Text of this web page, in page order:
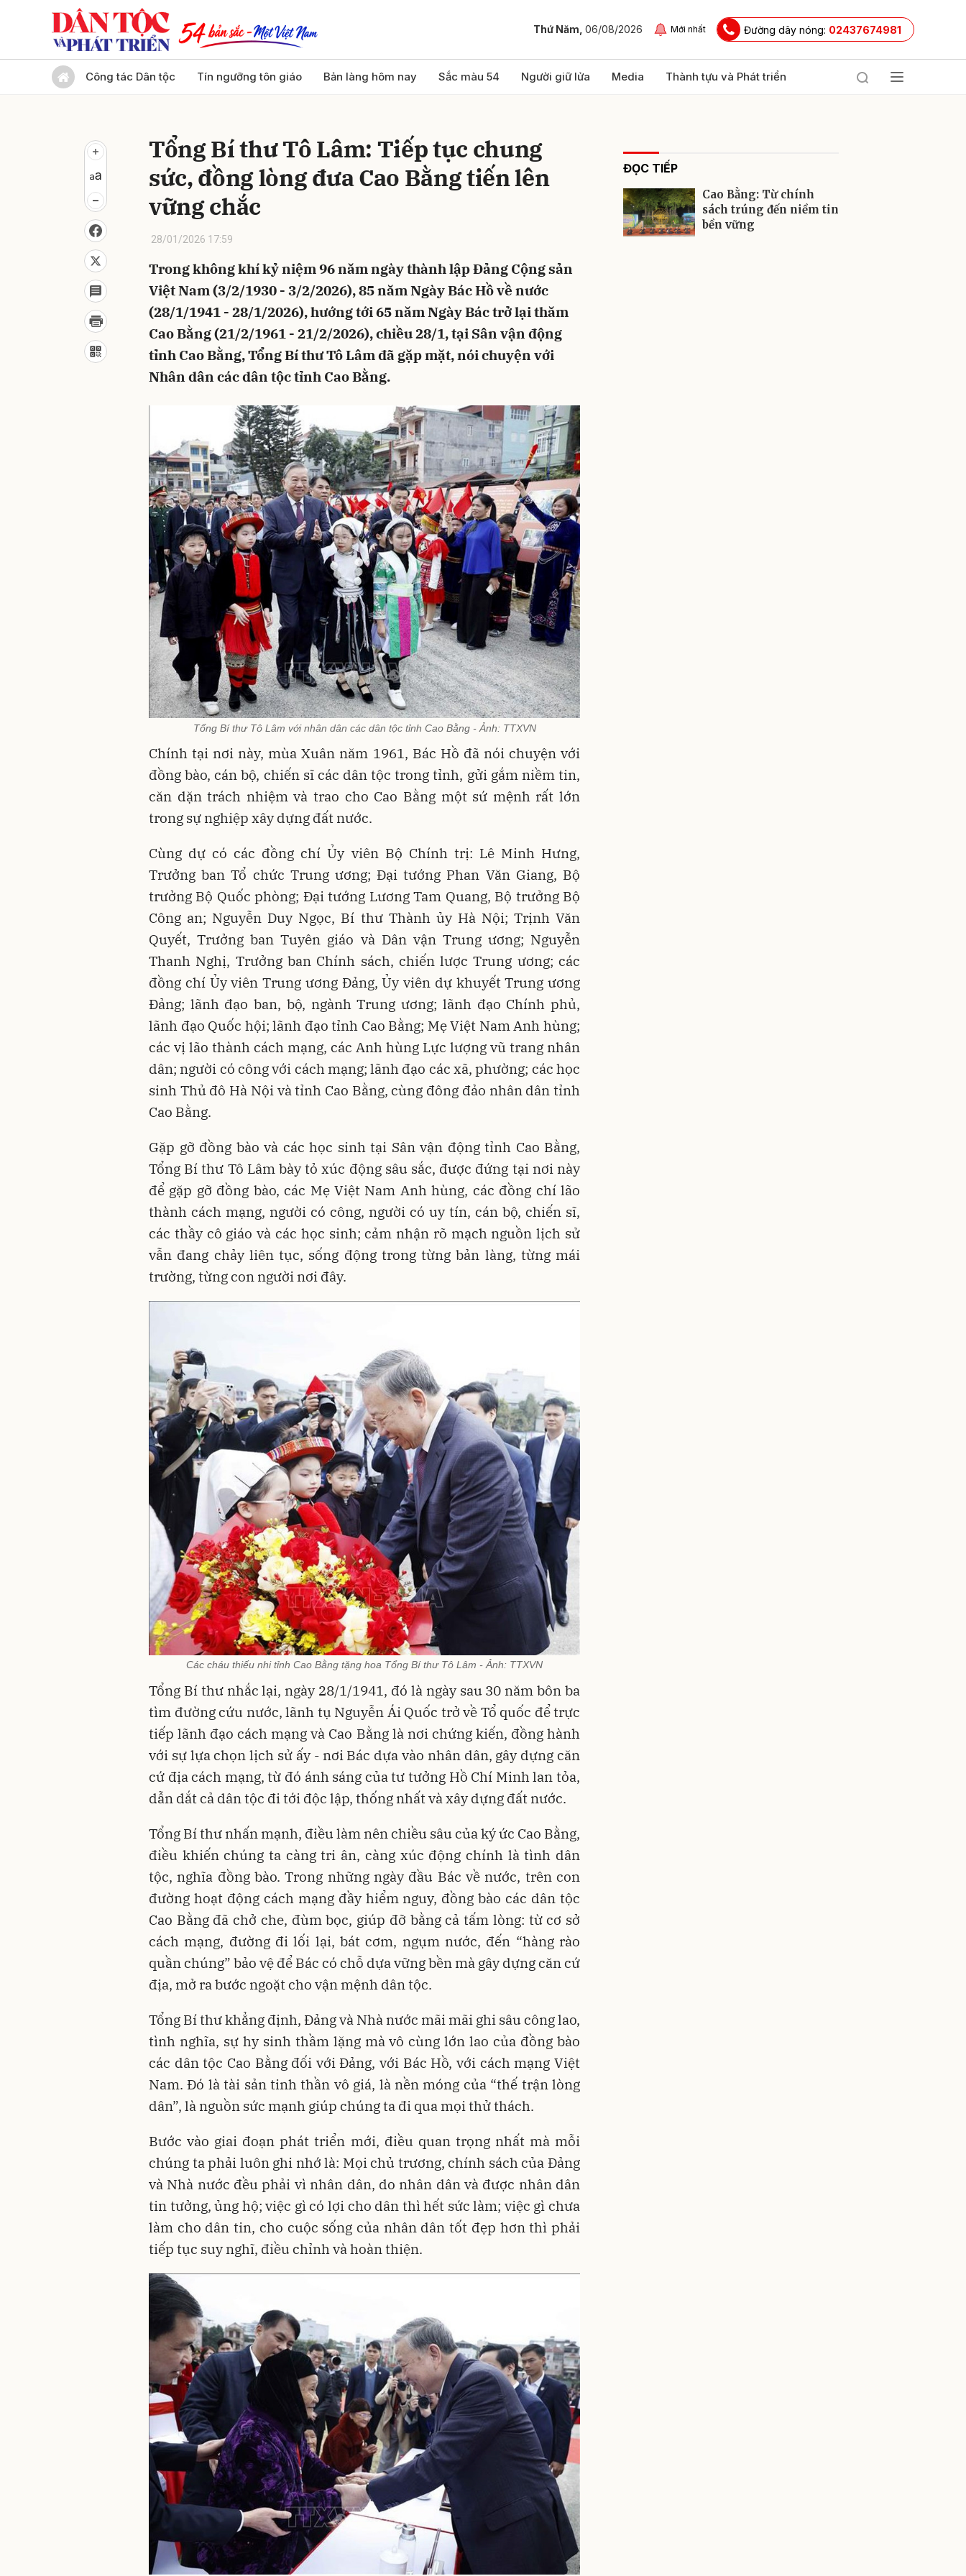
Thứ Năm, 06/08/2026 Mới nhất Đường dây nóng: 02437674981
Công tác Dân tộc Tín ngưỡng tôn giáo Bản làng hôm nay Sắc màu 54 Người giữ lửa Media Thành tựu và Phát triển
Tổng Bí thư Tô Lâm: Tiếp tục chung
sức, đồng lòng đưa Cao Bằng tiến lên
vững chắc
28/01/2026 17:59
Trong không khí kỷ niệm 96 năm ngày thành lập Đảng Cộng sản
Việt Nam (3/2/1930 - 3/2/2026), 85 năm Ngày Bác Hồ về nước
(28/1/1941 - 28/1/2026), hướng tới 65 năm Ngày Bác trở lại thăm
Cao Bằng (21/2/1961 - 21/2/2026), chiều 28/1, tại Sân vận động
tỉnh Cao Bằng, Tổng Bí thư Tô Lâm đã gặp mặt, nói chuyện với
Nhân dân các dân tộc tỉnh Cao Bằng.
Tổng Bí thư Tô Lâm với nhân dân các dân tộc tỉnh Cao Bằng - Ảnh: TTXVN
Chính tại nơi này, mùa Xuân năm 1961, Bác Hồ đã nói chuyện với
đồng bào, cán bộ, chiến sĩ các dân tộc trong tỉnh, gửi gắm niềm tin,
căn dặn trách nhiệm và trao cho Cao Bằng một sứ mệnh rất lớn
trong sự nghiệp xây dựng đất nước.
Cùng dự có các đồng chí Ủy viên Bộ Chính trị: Lê Minh Hưng,
Trưởng ban Tổ chức Trung ương; Đại tướng Phan Văn Giang, Bộ
trưởng Bộ Quốc phòng; Đại tướng Lương Tam Quang, Bộ trưởng Bộ
Công an; Nguyễn Duy Ngọc, Bí thư Thành ủy Hà Nội; Trịnh Văn
Quyết, Trưởng ban Tuyên giáo và Dân vận Trung ương; Nguyễn
Thanh Nghị, Trưởng ban Chính sách, chiến lược Trung ương; các
đồng chí Ủy viên Trung ương Đảng, Ủy viên dự khuyết Trung ương
Đảng; lãnh đạo ban, bộ, ngành Trung ương; lãnh đạo Chính phủ,
lãnh đạo Quốc hội; lãnh đạo tỉnh Cao Bằng; Mẹ Việt Nam Anh hùng;
các vị lão thành cách mạng, các Anh hùng Lực lượng vũ trang nhân
dân; người có công với cách mạng; lãnh đạo các xã, phường; các học
sinh Thủ đô Hà Nội và tỉnh Cao Bằng, cùng đông đảo nhân dân tỉnh
Cao Bằng.
Gặp gỡ đồng bào và các học sinh tại Sân vận động tỉnh Cao Bằng,
Tổng Bí thư Tô Lâm bày tỏ xúc động sâu sắc, được đứng tại nơi này
để gặp gỡ đồng bào, các Mẹ Việt Nam Anh hùng, các đồng chí lão
thành cách mạng, người có công, người có uy tín, cán bộ, chiến sĩ,
các thầy cô giáo và các học sinh; cảm nhận rõ mạch nguồn lịch sử
vẫn đang chảy liên tục, sống động trong từng bản làng, từng mái
trường, từng con người nơi đây.
Các cháu thiếu nhi tỉnh Cao Bằng tặng hoa Tổng Bí thư Tô Lâm - Ảnh: TTXVN
Tổng Bí thư nhắc lại, ngày 28/1/1941, đó là ngày sau 30 năm bôn ba
tìm đường cứu nước, lãnh tụ Nguyễn Ái Quốc trở về Tổ quốc để trực
tiếp lãnh đạo cách mạng và Cao Bằng là nơi chứng kiến, đồng hành
với sự lựa chọn lịch sử ấy - nơi Bác dựa vào nhân dân, gây dựng căn
cứ địa cách mạng, từ đó ánh sáng của tư tưởng Hồ Chí Minh lan tỏa,
dẫn dắt cả dân tộc đi tới độc lập, thống nhất và xây dựng đất nước.
Tổng Bí thư nhấn mạnh, điều làm nên chiều sâu của ký ức Cao Bằng,
điều khiến chúng ta càng tri ân, càng xúc động chính là tình dân
tộc, nghĩa đồng bào. Trong những ngày đầu Bác về nước, trên con
đường hoạt động cách mạng đầy hiểm nguy, đồng bào các dân tộc
Cao Bằng đã chở che, đùm bọc, giúp đỡ bằng cả tấm lòng: từ cơ sở
cách mạng, đường đi lối lại, bát cơm, ngụm nước, đến “hàng rào
quần chúng” bảo vệ để Bác có chỗ dựa vững bền mà gây dựng căn cứ
địa, mở ra bước ngoặt cho vận mệnh dân tộc.
Tổng Bí thư khẳng định, Đảng và Nhà nước mãi mãi ghi sâu công lao,
tình nghĩa, sự hy sinh thầm lặng mà vô cùng lớn lao của đồng bào
các dân tộc Cao Bằng đối với Đảng, với Bác Hồ, với cách mạng Việt
Nam. Đó là tài sản tinh thần vô giá, là nền móng của “thế trận lòng
dân”, là nguồn sức mạnh giúp chúng ta đi qua mọi thử thách.
Bước vào giai đoạn phát triển mới, điều quan trọng nhất mà mỗi
chúng ta phải luôn ghi nhớ là: Mọi chủ trương, chính sách của Đảng
và Nhà nước đều phải vì nhân dân, do nhân dân và được nhân dân
tin tưởng, ủng hộ; việc gì có lợi cho dân thì hết sức làm; việc gì chưa
làm cho dân tin, cho cuộc sống của nhân dân tốt đẹp hơn thì phải
tiếp tục suy nghĩ, điều chỉnh và hoàn thiện.
ĐỌC TIẾP
Cao Bằng: Từ chính
sách trúng đến niềm tin
bền vững
Gửi bình luận
Gửi